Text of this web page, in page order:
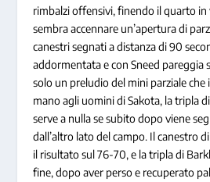
rimbalzi offensivi, finendo il quarto in
sembra accennare un’apertura di
canestri segnati a distanza di 90
addormentata e con Sneed pareggia
solo un preludio del mini parziale che
mano agli uomini di Sakota, la tripla
serve a nulla se subito dopo viene
dall’altro lato del campo. Il canestro
il risultato sul 76-70, e la tripla di
fine, dopo aver perso e recuperato